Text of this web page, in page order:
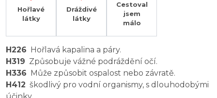
Hořlavé
látky
Dráždivé
látky
Cestoval
jsem
málo
H226 Hořlavá kapalina a páry.
H319 Způsobuje vážné podráždění očí.
H336 Může způsobit ospalost nebo závratě.
H412 škodlivý pro vodní organismy, s dlouhodobými